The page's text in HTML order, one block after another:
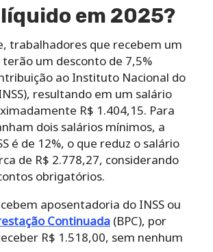
em 2025?
trabalhadores que recebem um
um desconto de 7,5%
ao Instituto Nacional do
resultando em um salário
R$ 1.404,15. Para
dois salários mínimos, a
é de 12%, o que reduz o salário
de R$ 2.778,27, considerando
obrigatórios.​
aposentadoria do INSS ou
Continuada (BPC), por
R$ 1.518,00, sem nenhum